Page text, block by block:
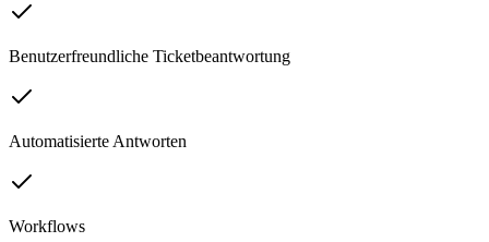
Benutzerfreundliche Ticketbeantwortung
Automatisierte Antworten
Workflows